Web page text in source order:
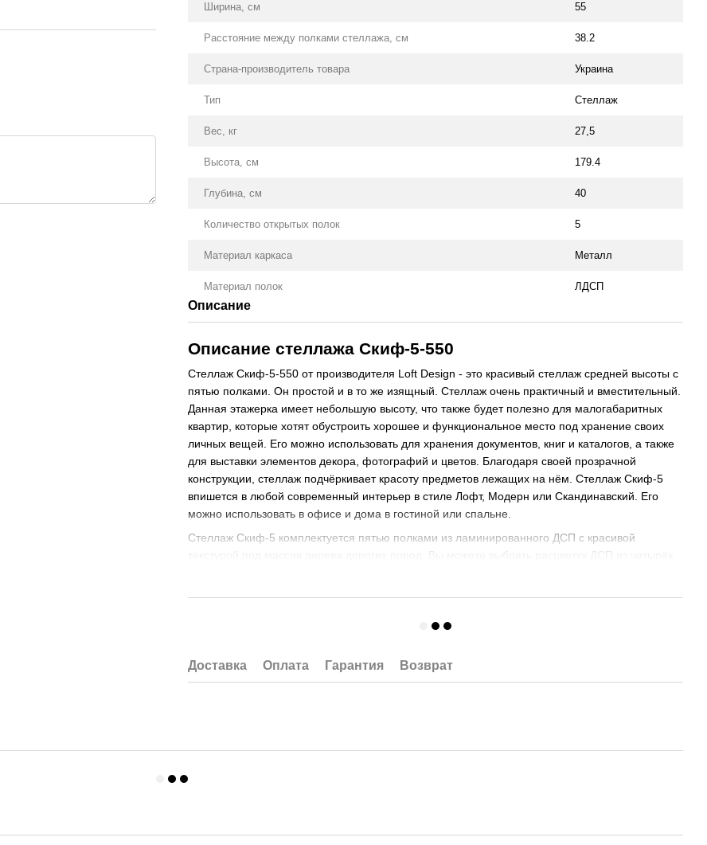
Ширина, см 55
Расстояние между полками стеллажа, см 38.2
Страна-производитель товара Украина
Тип Стеллаж
Вес, кг 27,5
Высота, см 179.4
Глубина, см 40
Количество открытых полок 5
Материал каркаса Металл
Материал полок ЛДСП
Описание
Описание стеллажа Скиф-5-550
Стеллаж Скиф-5-550 от производителя Loft Design - это красивый стеллаж средней высоты с
пятью полками. Он простой и в то же изящный. Стеллаж очень практичный и вместительный.
Данная этажерка имеет небольшую высоту, что также будет полезно для малогабаритных
квартир, которые хотят обустроить хорошее и функциональное место под хранение своих
личных вещей. Его можно использовать для хранения документов, книг и каталогов, а также
для выставки элементов декора, фотографий и цветов. Благодаря своей прозрачной
конструкции, стеллаж подчёркивает красоту предметов лежащих на нём. Стеллаж Скиф-5
впишется в любой современный интерьер в стиле Лофт, Модерн или Скандинавский. Его
можно использовать в офисе и дома в гостиной или спальне.
Стеллаж Скиф-5 комплектуется пятью полками из ламинированного ДСП с красивой
Полки для стеллажа Скиф изготовлены из ламинированного ДСП толщиной 16 мм с кромкой
Металлические опоры стеллажи имеют декоративные крестообразные вставки, на которые
неровном полу.
Доставка Оплата Гарантия Возврат